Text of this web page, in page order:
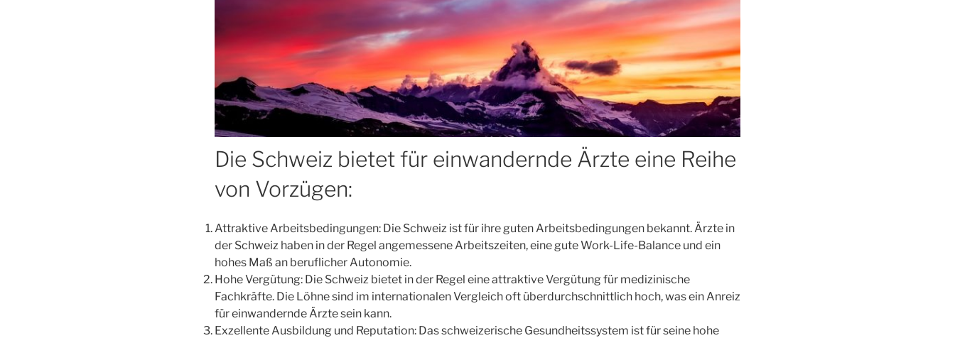
Die Schweiz bietet für einwandernde Ärzte eine Reihe
von Vorzügen:
Attraktive Arbeitsbedingungen: Die Schweiz ist für ihre guten Arbeitsbedingungen bekannt. Ärzte in
der Schweiz haben in der Regel angemessene Arbeitszeiten, eine gute Work-Life-Balance und ein
hohes Maß an beruflicher Autonomie.
Hohe Vergütung: Die Schweiz bietet in der Regel eine attraktive Vergütung für medizinische
Fachkräfte. Die Löhne sind im internationalen Vergleich oft überdurchschnittlich hoch, was ein Anreiz
für einwandernde Ärzte sein kann.
Exzellente Ausbildung und Reputation: Das schweizerische Gesundheitssystem ist für seine hohe